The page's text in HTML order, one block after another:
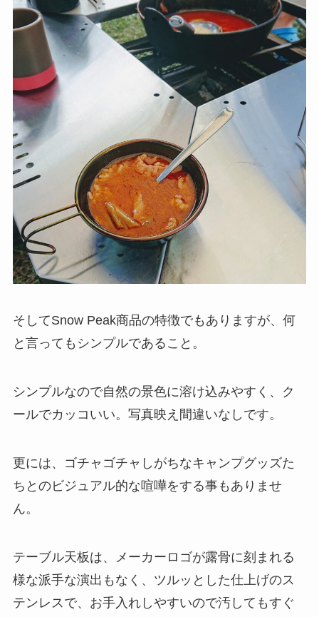
そしてSnow Peak商品の特徴でもありますが、何
と言ってもシンプルであること。
シンプルなので自然の景色に溶け込みやすく、ク
ールでカッコいい。写真映え間違いなしです。
更には、ゴチャゴチャしがちなキャンプグッズた
ちとのビジュアル的な喧嘩をする事もありませ
ん。
テーブル天板は、メーカーロゴが露骨に刻まれる
様な派手な演出もなく、ツルッとした仕上げのス
テンレスで、お手入れしやすいので汚してもすぐ